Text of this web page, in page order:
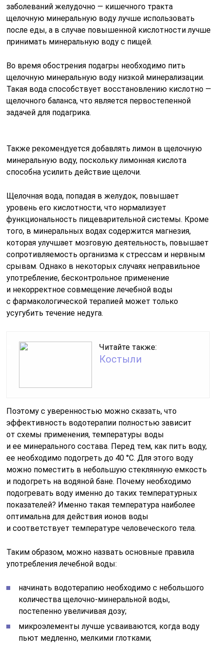
заболеваний желудочно — кишечного тракта
щелочную минеральную воду лучше использовать
после еды, а в случае повышенной кислотности лучше
принимать минеральную воду с пищей.
Во время обострения подагры необходимо пить
щелочную минеральную воду низкой минерализации.
Такая вода способствует восстановлению кислотно —
щелочного баланса, что является первостепенной
задачей для подагрика.
Также рекомендуется добавлять лимон в щелочную
минеральную воду, поскольку лимонная кислота
способна усилить действие щелочи.
Щелочная вода, попадая в желудок, повышает
уровень его кислотности, что нормализует
функциональность пищеварительной системы. Кроме
того, в минеральных водах содержится магнезия,
которая улучшает мозговую деятельность, повышает
сопротивляемость организма к стрессам и нервным
срывам. Однако в некоторых случаях неправильное
употребление, бесконтрольное применение
и некорректное совмещение лечебной воды
с фармакологической терапией может только
усугубить течение недуга.
Читайте также:
Костыли
Поэтому с уверенностью можно сказать, что
эффективность водотерапии полностью зависит
от схемы применения, температуры воды
и ее минерального состава. Перед тем, как пить воду,
ее необходимо подогреть до 40 °C. Для этого воду
можно поместить в небольшую стеклянную емкость
и подогреть на водяной бане. Почему необходимо
подогревать воду именно до таких температурных
показателей? Именно такая температура наиболее
оптимальна для действия ионов воды
и соответствует температуре человеческого тела.
Таким образом, можно назвать основные правила
употребления лечебной воды:
начинать водотерапию необходимо с небольшого
количества щелочно-минеральной воды,
постепенно увеличивая дозу;
микроэлементы лучше усваиваются, когда воду
пьют медленно, мелкими глотками;